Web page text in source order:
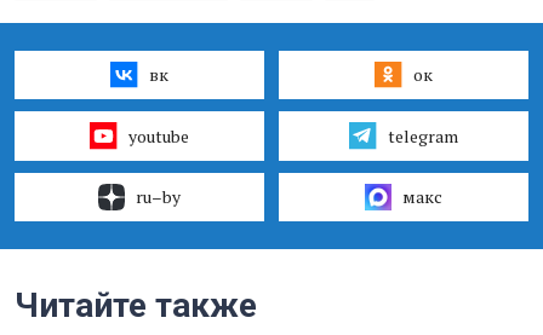
вк ок
youtube telegram
ru–by макс
Читайте также